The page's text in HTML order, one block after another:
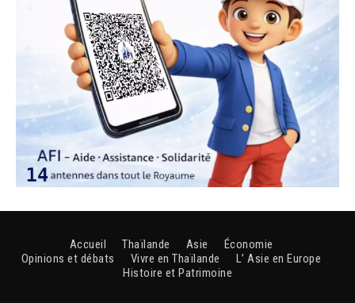
Accueil Thaïlande Asie
Économie
Opinions et débats
Vivre en Thaïlande
L’ Asie en Europe
Histoire et Patrimoine